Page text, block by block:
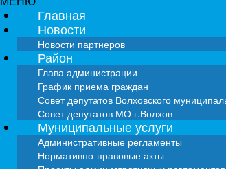
Главная
Новости
Новости партнеров
Район
Глава администрации
График приема граждан
Совет депутатов Волховского
Совет депутатов МО г.Волхов
Муниципальные услуги
Административные регламенты
Нормативно-правовые акты